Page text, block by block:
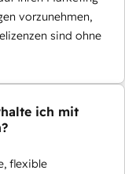
vorzunehmen,
sind ohne
ich mit
flexible